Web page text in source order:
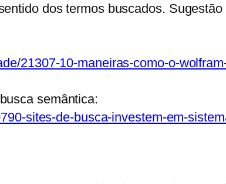
dos termos buscados.
21307-10-maneiras-como-o-
semântica:
sites-de-busca-investem-em-